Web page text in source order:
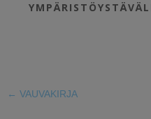
← VAUVAKIRJA